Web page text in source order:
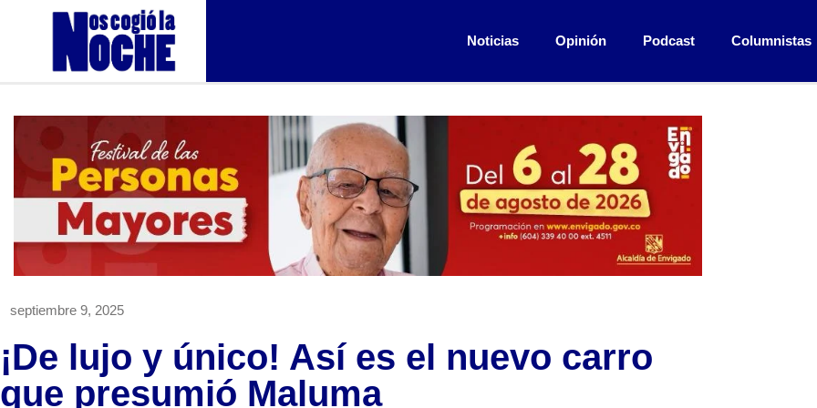
Noticias Opinión Podcast Columnistas
septiembre 9, 2025
¡De lujo y único! Así es el nuevo carro
que presumió Maluma